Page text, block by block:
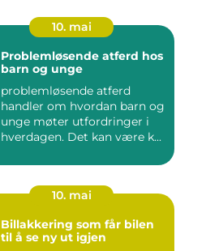
10. mai
Problemløsende atferd hos
barn og unge
problemløsende atferd
handler om hvordan barn og
unge møter utfordringer i
hverdagen. Det kan være k...
10. mai
Billakkering som får bilen
til å se ny ut igjen